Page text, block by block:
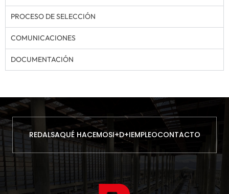
PROCESO DE SELECCIÓN
COMUNICACIONES
DOCUMENTACIÓN
REDALSAQUÉ HACEMOSI+D+IEMPLEOCONTACTO